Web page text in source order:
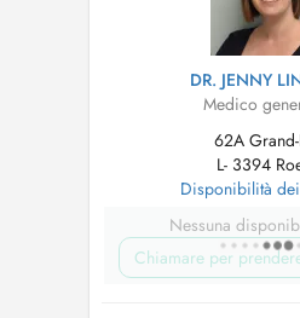
DR. JENNY
Medico
62A Grand-
L- 3394
Disponibilità
Nessuna
Chiamare per